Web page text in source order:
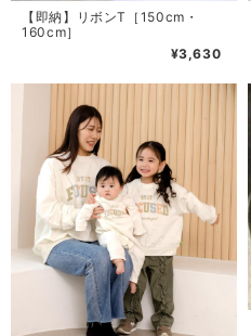
【即納】リボンT［150cm・
160cm］
¥3,630